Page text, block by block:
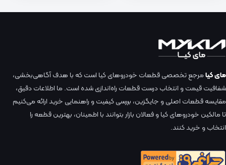
مای کیامرجع تخصصی قطعات خودروهای کیا است که با هدف آگاهی‌بخشی،
شفافیت قیمت و انتخاب درست قطعات راه‌اندازی شده است. ما اطلاعات دقیق،
مقایسه قطعات اصلی و جایگزین، بررسی کیفیت و راهنمایی خرید ارائه می‌کنیم
تا مالکین خودروهای کیا و فعالان بازار بتوانند با اطمینان، بهترین قطعه را
انتخاب و خرید کنند.